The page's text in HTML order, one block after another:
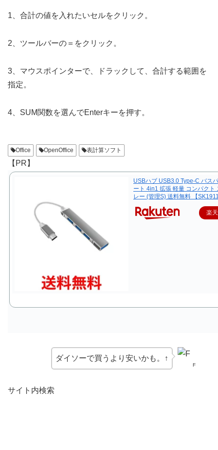
1、合計の値を入れたいセルをクリック。
2、ツールバーの＝をクリック。
3、マウスポインターで、ドラックして、合計する範囲を
指定。
4、SUM関数を選んでEnterキーを押す。
Office OpenOffice 表計算ソフト
【PR】
USBハブ USB3.0 Type-C バス
ート 4in1 拡張 軽量 コンパクト
レー (管理S) 送料無料 【
楽
F
ダイソーで買うより安いかも。↑
サイト内検索